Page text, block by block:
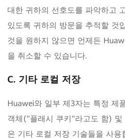
대한 귀하의 선호도를 파악하고
있도록 귀하의 방문을 추적할 것
것을 원하지 않으면 언제든
을 취소할 수 있습니다.
C. 기타 로컬 저장
Huawei와 일부 제3자는 특정 제
객체("플래시 쿠키"라고도 함)
은 기타 로컬 저장 기술들을 사용